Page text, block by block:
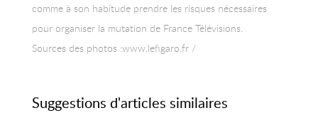
comme à son habitude prendre les risques nécessaires
pour organiser la mutation de France Télévisions.
Sources des photos :www.lefigaro.fr /
Suggestions d'articles similaires